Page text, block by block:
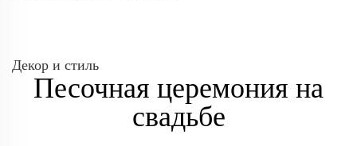
Декор и стиль
Песочная церемония на
свадьбе